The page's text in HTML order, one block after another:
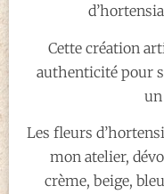
Cette création
authenticité pour
un
Les fleurs
mon atelier,
crème, beige,